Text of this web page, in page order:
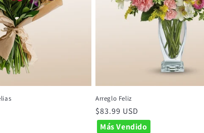
Arreglo Feliz
Precio
habitual
$83.99 USD
Más Vendido